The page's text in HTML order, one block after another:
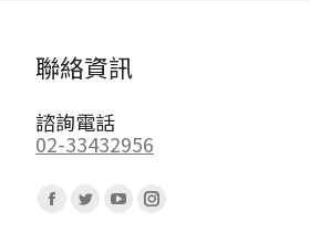
聯絡資訊
諮詢電話
02-33432956
Facebook
TwitterYouTubeInstagram